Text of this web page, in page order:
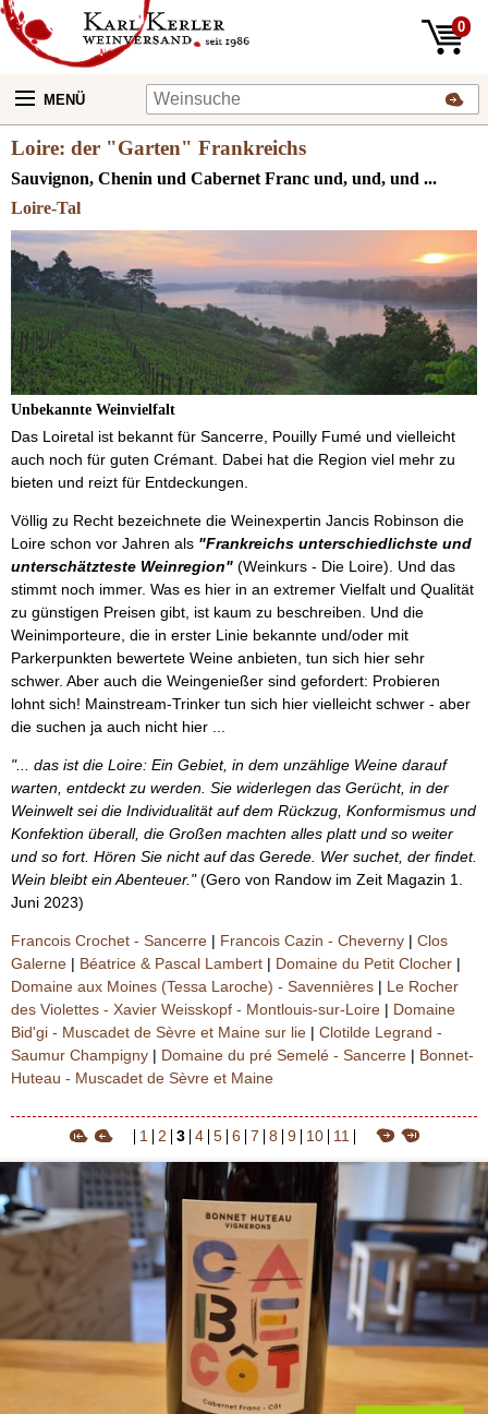
0
MENÜ
Loire: der "Garten" Frankreichs
Sauvignon, Chenin und Cabernet Franc und, und, und ...
Loire-Tal
Unbekannte Weinvielfalt
Das Loiretal ist bekannt für Sancerre, Pouilly Fumé und vielleicht
auch noch für guten Crémant. Dabei hat die Region viel mehr zu
bieten und reizt für Entdeckungen.
Völlig zu Recht bezeichnete die Weinexpertin Jancis Robinson die
Loire schon vor Jahren als "Frankreichs unterschiedlichste und
unterschätzteste Weinregion" (Weinkurs - Die Loire). Und das
stimmt noch immer. Was es hier in an extremer Vielfalt und Qualität
zu günstigen Preisen gibt, ist kaum zu beschreiben. Und die
Weinimporteure, die in erster Linie bekannte und/oder mit
Parkerpunkten bewertete Weine anbieten, tun sich hier sehr
schwer. Aber auch die Weingenießer sind gefordert: Probieren
lohnt sich! Mainstream-Trinker tun sich hier vielleicht schwer - aber
die suchen ja auch nicht hier ...
"... das ist die Loire: Ein Gebiet, in dem unzählige Weine darauf
warten, entdeckt zu werden. Sie widerlegen das Gerücht, in der
Weinwelt sei die Individualität auf dem Rückzug, Konformismus und
Konfektion überall, die Großen machten alles platt und so weiter
und so fort. Hören Sie nicht auf das Gerede. Wer suchet, der findet.
Wein bleibt ein Abenteuer."(Gero von Randow im Zeit Magazin 1.
Juni 2023)
Francois Crochet - Sancerre | Francois Cazin - Cheverny | Clos
Galerne | Béatrice & Pascal Lambert | Domaine du Petit Clocher |
Domaine aux Moines (Tessa Laroche) - Savennières | Le Rocher
des Violettes - Xavier Weisskopf - Montlouis-sur-Loire | Domaine
Bid'gi - Muscadet de Sèvre et Maine sur lie | Clotilde Legrand -
Saumur Champigny | Domaine du pré Semelé - Sancerre | Bonnet-
Huteau - Muscadet de Sèvre et Maine
1 2 3 4 5 6 7 8 9 10 11